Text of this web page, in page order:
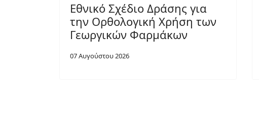
Εθνικό Σχέδιο Δράσης για
την Ορθολογική Χρήση των
Γεωργικών Φαρμάκων
07 Αυγούστου 2026